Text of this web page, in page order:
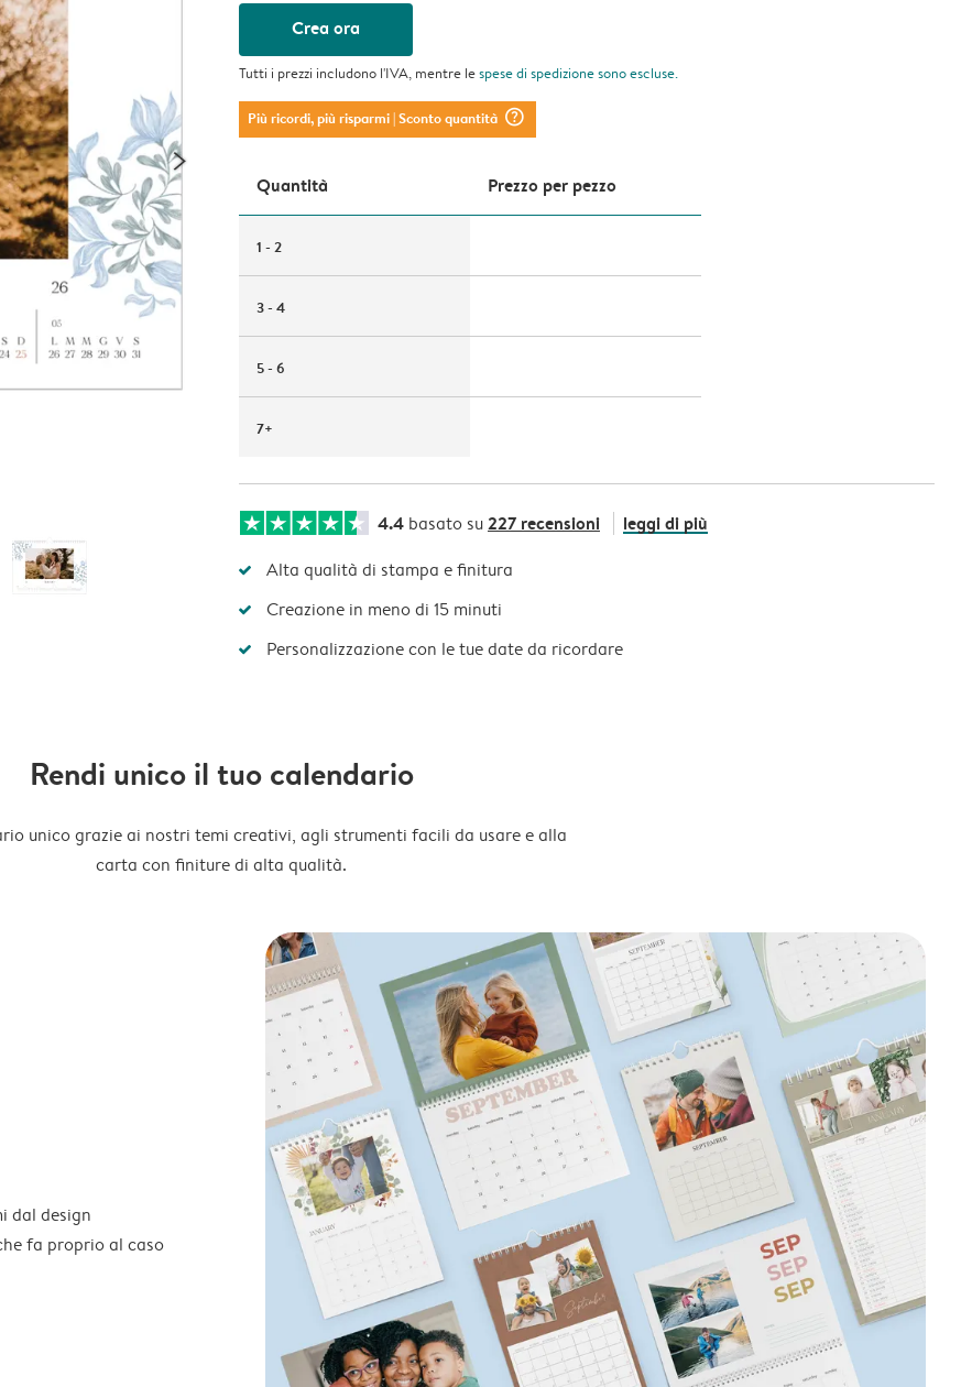
Crea ora
Tutti i prezzi includono l'IVA, mentre lespese di spedizionesono escluse.
Più ricordi, più risparmi| Sconto quantità question_mark_circle
Quantità Prezzo per pezzo
1 - 2
3 - 4
5 - 6
7+
4.4 basato su227 recensioni leggi di più
Alta qualità di stampa e finitura
Creazione in meno di 15 minuti
Personalizzazione con le tue date da ricordare
Rendi unico il tuo calendario
unico grazie ai nostri temi creativi, agli strumenti facili da usare e alla
carta con finiture di alta qualità.
dal design
fa proprio al caso